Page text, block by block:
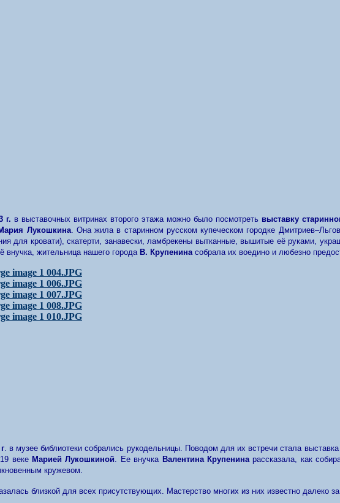
г. в выставочных витринах второго этажа можно было посмотреть выставку
Лукошкина. Она жила в старинном русском купеческом городке
для кровати), скатерти, занавески, ламбрекены вытканные, вышитые её руками,
внучка, жительница нашего города В. Крупенинасобрала их воедино и любезно
. в музее библиотеки собрались рукодельницы. Поводом для их встречи стала
веке Марией Лукошкиной. Ее внучка Валентина Крупенинарассказала, как
кружевом.
близкой для всех присутствующих. Мастерство многих из них известно далеко